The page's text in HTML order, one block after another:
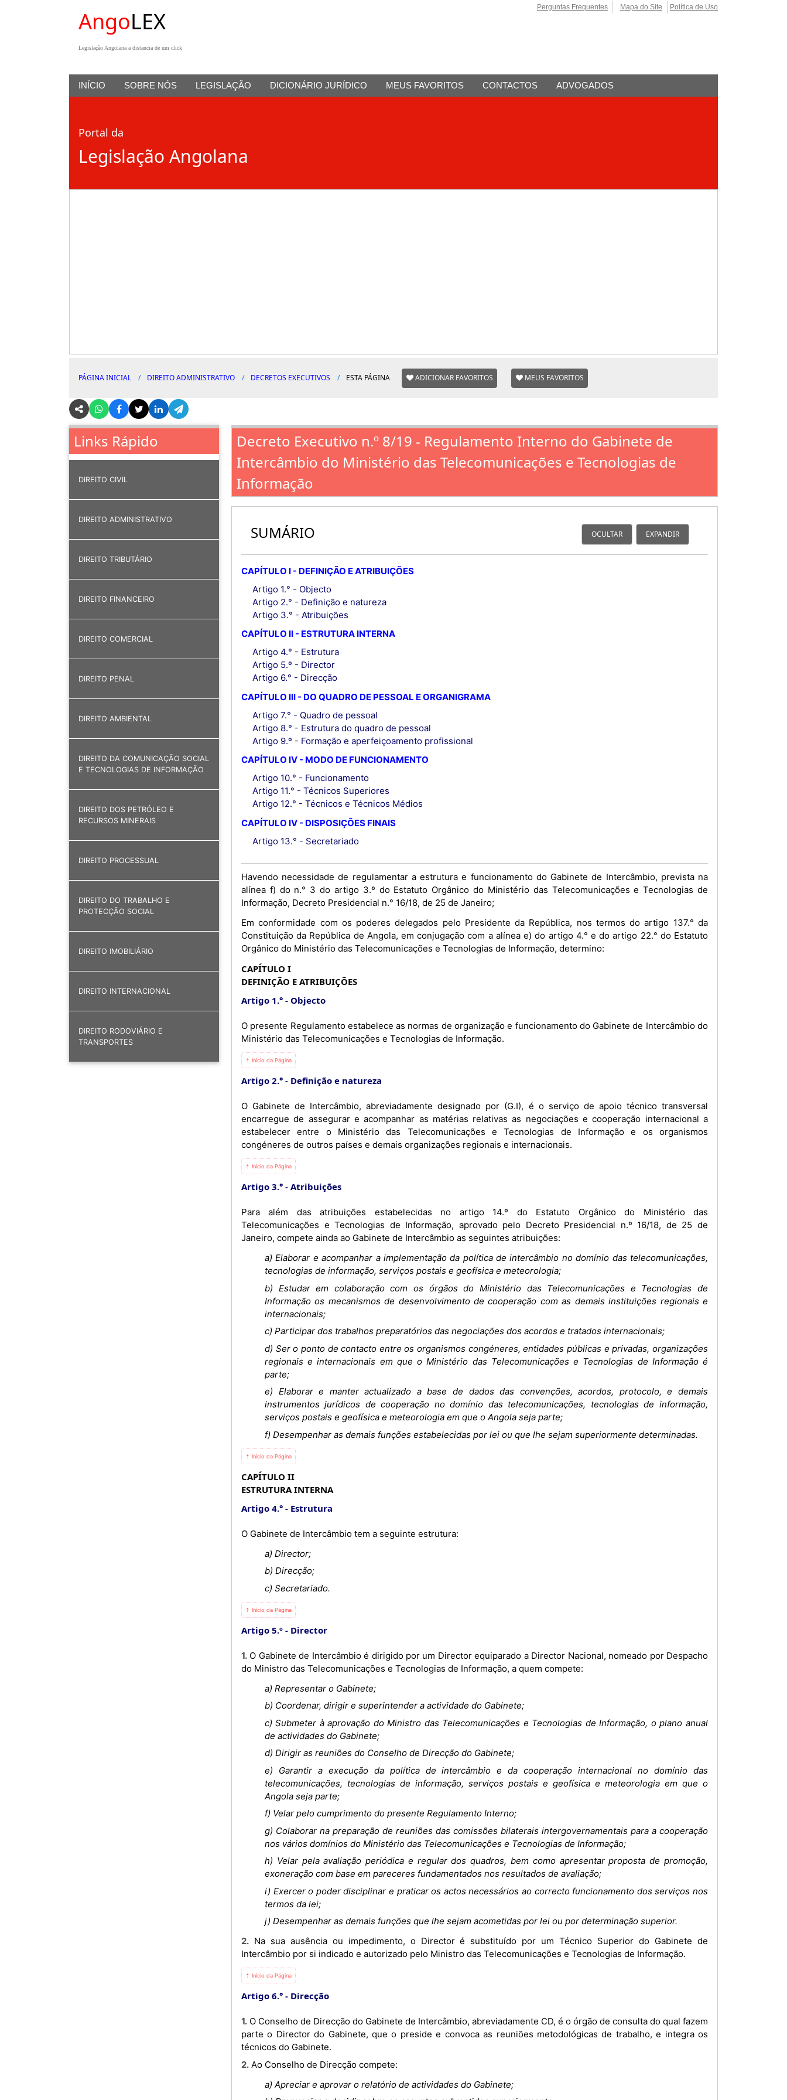
AngoLEX
Legislação Angolana a distancia de um click
Perguntas Frequentes Mapa do Site Política de Uso
INÍCIO SOBRE NÓS LEGISLAÇÃO DICIONÁRIO JURÍDICO MEUS FAVORITOS CONTACTOS ADVOGADOS
Portal da
Legislação Angolana
PÁGINA INICIAL DIREITO ADMINISTRATIVO DECRETOS EXECUTIVOS ESTA PÁGINA ADICIONAR FAVORITOS MEUS FAVORITOS
Links Rápido
DIREITO CIVIL
DIREITO ADMINISTRATIVO
DIREITO TRIBUTÁRIO
DIREITO FINANCEIRO
DIREITO COMERCIAL
DIREITO PENAL
DIREITO AMBIENTAL
DIREITO DA COMUNICAÇÃO SOCIAL
E TECNOLOGIAS DE INFORMAÇÃO
DIREITO DOS PETRÓLEO E
RECURSOS MINERAIS
DIREITO PROCESSUAL
DIREITO DO TRABALHO E
PROTECÇÃO SOCIAL
DIREITO IMOBILIÁRIO
DIREITO INTERNACIONAL
DIREITO RODOVIÁRIO E
TRANSPORTES
Decreto Executivo n.º 8/19 - Regulamento Interno do Gabinete de
Intercâmbio do Ministério das Telecomunicações e Tecnologias de
Informação
SUMÁRIO OCULTAR EXPANDIR
CAPÍTULO I - DEFINIÇÃO E ATRIBUIÇÕES
Artigo 1.° - Objecto
Artigo 2.° - Definição e natureza
Artigo 3.° - Atribuições
CAPÍTULO II - ESTRUTURA INTERNA
Artigo 4.° - Estrutura
Artigo 5.º - Director
Artigo 6.° - Direcção
CAPÍTULO III - DO QUADRO DE PESSOAL E ORGANIGRAMA
Artigo 7.° - Quadro de pessoal
Artigo 8.° - Estrutura do quadro de pessoal
Artigo 9.º - Formação e aperfeiçoamento profissional
CAPÍTULO IV - MODO DE FUNCIONAMENTO
Artigo 10.° - Funcionamento
Artigo 11.° - Técnicos Superiores
Artigo 12.° - Técnicos e Técnicos Médios
CAPÍTULO IV - DISPOSIÇÕES FINAIS
Artigo 13.° - Secretariado
Havendo necessidade de regulamentar a estrutura e funcionamento do Gabinete de Intercâmbio, prevista na
alínea f) do n.° 3 do artigo 3.º do Estatuto Orgânico do Ministério das Telecomunicações e Tecnologias de
Informação, Decreto Presidencial n.° 16/18, de 25 de Janeiro;
Em conformidade com os poderes delegados pelo Presidente da República, nos termos do artigo 137.° da
Constituição da República de Angola, em conjugação com a alínea e) do artigo 4.° e do artigo 22.° do Estatuto
Orgânico do Ministério das Telecomunicações e Tecnologias de Informação, determino:
CAPÍTULO I
DEFINIÇÃO E ATRIBUIÇÕES
Artigo 1.°
Objecto
O presente Regulamento estabelece as normas de organização e funcionamento do Gabinete de Intercâmbio do
Ministério das Telecomunicações e Tecnologias de Informação.
⇡ Início da Página
Artigo 2.° Definição e natureza
O Gabinete de Intercâmbio, abreviadamente designado por (G.I), é o serviço de apoio técnico transversal
encarregue de assegurar e acompanhar as matérias relativas as negociações e cooperação internacional a
estabelecer entre o Ministério das Telecomunicações e Tecnologias de Informação e os organismos
congéneres de outros países e demais organizações regionais e internacionais.
⇡ Início da Página
Artigo 3.° Atribuições
Para além das atribuições estabelecidas no artigo 14.º do Estatuto Orgânico do Ministério das
Telecomunicações e Tecnologias de Informação, aprovado pelo Decreto Presidencial n.º 16/18, de 25 de
Janeiro, compete ainda ao Gabinete de Intercâmbio as seguintes atribuições:
a) Elaborar e acompanhar a implementação da política de intercâmbio no domínio das telecomunicações,
tecnologias de informação, serviços postais e geofísica e meteorologia;
b) Estudar em colaboração com os órgãos do Ministério das Telecomunicações e Tecnologias de
Informação os mecanismos de desenvolvimento de cooperação com as demais instituições regionais e
internacionais;
c) Participar dos trabalhos preparatórios das negociações dos acordos e tratados internacionais;
d) Ser o ponto de contacto entre os organismos congéneres, entidades públicas e privadas, organizações
regionais e internacionais em que o Ministério das Telecomunicações e Tecnologias de Informação é
parte;
e) Elaborar e manter actualizado a base de dados das convenções, acordos, protocolo, e demais
instrumentos jurídicos de cooperação no domínio das telecomunicações, tecnologias de informação,
serviços postais e geofísica e meteorologia em que o Angola seja parte;
f) Desempenhar as demais funções estabelecidas por lei ou que lhe sejam superiormente determinadas.
⇡ Início da Página
CAPÍTULO II
ESTRUTURA INTERNA
Artigo 4.°
Estrutura
O Gabinete de Intercâmbio tem a seguinte estrutura:
a) Director;
b) Direcção;
c) Secretariado.
⇡ Início da Página
Artigo 5.º Director
1. O Gabinete de Intercâmbio é dirigido por um Director equiparado a Director Nacional, nomeado por Despacho
do Ministro das Telecomunicações e Tecnologias de Informação, a quem compete:
a) Representar o Gabinete;
b) Coordenar, dirigir e superintender a actividade do Gabinete;
c) Submeter à aprovação do Ministro das Telecomunicações e Tecnologias de Informação, o plano anual
de actividades do Gabinete;
d) Dirigir as reuniões do Conselho de Direcção do Gabinete;
e) Garantir a execução da política de intercâmbio e da cooperação internacional no domínio das
telecomunicações, tecnologias de informação, serviços postais e geofísica e meteorologia em que o
Angola seja parte;
f) Velar pelo cumprimento do presente Regulamento Interno;
g) Colaborar na preparação de reuniões das comissões bilaterais intergovernamentais para a cooperação
nos vários domínios do Ministério das Telecomunicações e Tecnologias de Informação;
h) Velar pela avaliação periódica e regular dos quadros, bem como apresentar proposta de promoção,
exoneração com base em pareceres fundamentados nos resultados de avaliação;
i) Exercer o poder disciplinar e praticar os actos necessários ao correcto funcionamento dos serviços nos
termos da lei;
j) Desempenhar as demais funções que lhe sejam acometidas por lei ou por determinação superior.
2. Na sua ausência ou impedimento, o Director é substituído por um Técnico Superior do Gabinete de
Intercâmbio por si indicado e autorizado pelo Ministro das Telecomunicações e Tecnologias de Informação.
⇡ Início da Página
Artigo 6.° Direcção
1. O Conselho de Direcção do Gabinete de Intercâmbio, abreviadamente CD, é o órgão de consulta do qual fazem
parte o Director do Gabinete, que o preside e convoca as reuniões metodológicas de trabalho, e integra os
técnicos do Gabinete.
2. Ao Conselho de Direcção compete:
a) Apreciar e aprovar o relatório de actividades do Gabinete;